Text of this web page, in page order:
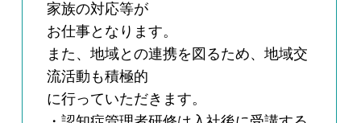
家族の対応等が
お仕事となります。
また、地域との連携を図るため、地域交
流活動も積極的
に行っていただきます。